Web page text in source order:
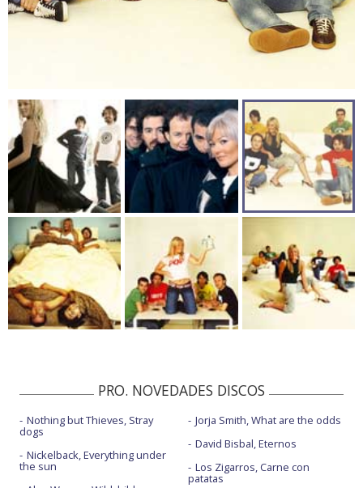
PRO. NOVEDADES DISCOS
Nothing but Thieves, Stray
dogs
Nickelback, Everything under
the sun
Jorja Smith, What are the odds
David Bisbal, Eternos
Los Zigarros, Carne con
patatas